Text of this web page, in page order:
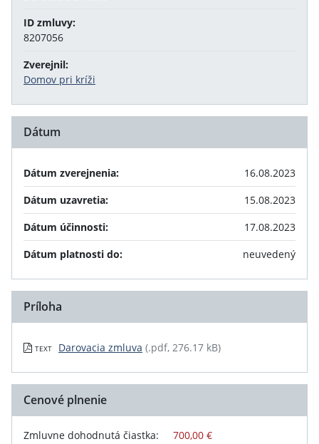
ID zmluvy:
8207056
Zverejnil:
Domov pri kríži
Dátum
Dátum zverejnenia:
16.08.2023
Dátum uzavretia:
15.08.2023
Dátum účinnosti:
17.08.2023
Dátum platnosti do:
neuvedený
Príloha
TEXT Darovacia zmluva (.pdf, 276.17 kB)
Cenové plnenie
Zmluvne dohodnutá čiastka: 700,00 €